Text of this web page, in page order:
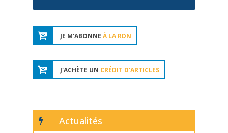
JE M'ABONNE À LA RDN
J'ACHÈTE UN CRÉDIT D'ARTICLES
Actualités